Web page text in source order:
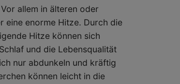
allem in älteren oder
eine enorme Hitze. Durch die
Hitze können sich
und die Lebensqualität
nur abdunkeln und kräftig
können leicht in die